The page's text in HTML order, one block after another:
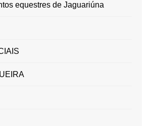
equestres de Jaguariúna